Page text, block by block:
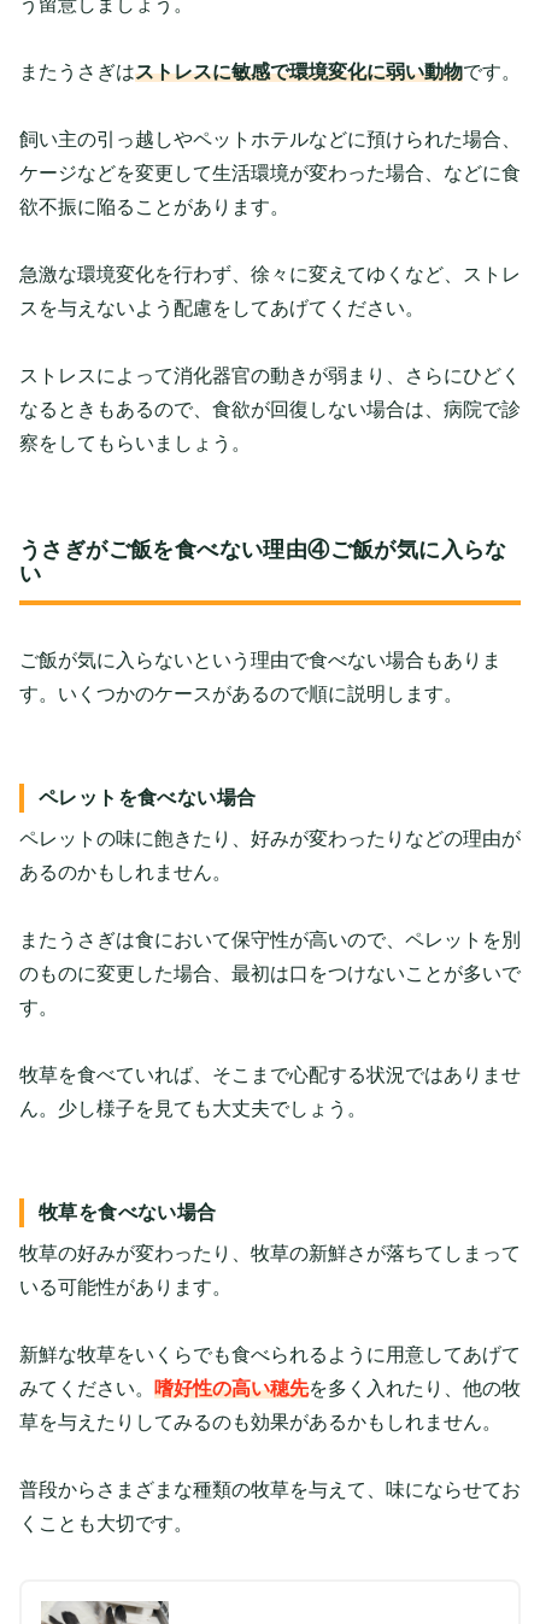
う留意しましょう。
またうさぎはストレスに敏感で環境変化に弱い動物です。
飼い主の引っ越しやペットホテルなどに預けられた場合、
ケージなどを変更して生活環境が変わった場合、などに食
欲不振に陥ることがあります。
急激な環境変化を行わず、徐々に変えてゆくなど、ストレ
スを与えないよう配慮をしてあげてください。
ストレスによって消化器官の動きが弱まり、さらにひどく
なるときもあるので、食欲が回復しない場合は、病院で診
察をしてもらいましょう。
うさぎがご飯を食べない理由④ご飯が気に入らな
い
ご飯が気に入らないという理由で食べない場合もありま
す。いくつかのケースがあるので順に説明します。
ペレットを食べない場合
ペレットの味に飽きたり、好みが変わったりなどの理由が
あるのかもしれません。
またうさぎは食において保守性が高いので、ペレットを別
のものに変更した場合、最初は口をつけないことが多いで
す。
牧草を食べていれば、そこまで心配する状況ではありませ
ん。少し様子を見ても大丈夫でしょう。
牧草を食べない場合
牧草の好みが変わったり、牧草の新鮮さが落ちてしまって
いる可能性があります。
新鮮な牧草をいくらでも食べられるように用意してあげて
みてください。 嗜好性の高い穂先を多く入れたり、他の牧
草を与えたりしてみるのも効果があるかもしれません。
普段からさまざまな種類の牧草を与えて、味にならせてお
くことも大切です。